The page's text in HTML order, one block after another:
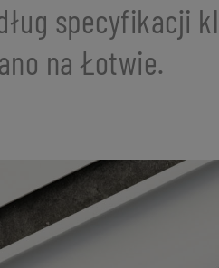
specyfikacji
na Łotwie.